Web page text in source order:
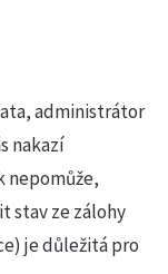
administrátor
nakazí
nepomůže,
stav ze zálohy
je důležitá pro